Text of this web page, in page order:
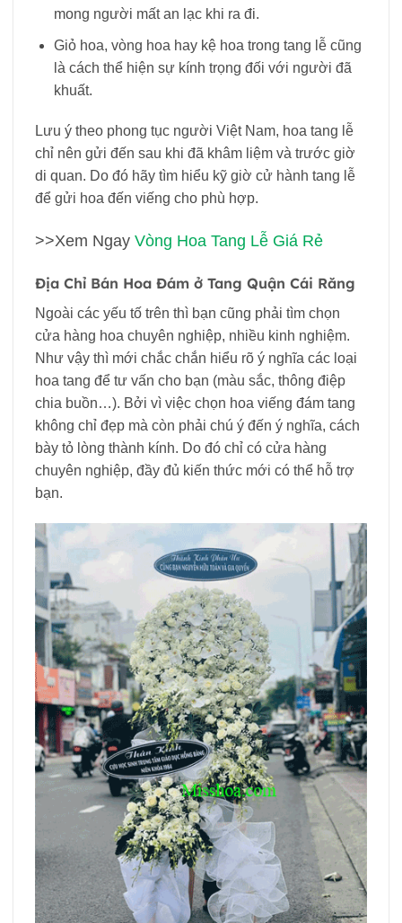
mong người mất an lạc khi ra đi.
Giỏ hoa, vòng hoa hay kệ hoa trong tang lễ cũng
là cách thể hiện sự kính trọng đối với người đã
khuất.
Lưu ý theo phong tục người Việt Nam, hoa tang lễ
chỉ nên gửi đến sau khi đã khâm liệm và trước giờ
di quan. Do đó hãy tìm hiểu kỹ giờ cử hành tang lễ
để gửi hoa đến viếng cho phù hợp.
>>Xem Ngay Vòng Hoa Tang Lễ Giá Rẻ
Địa Chỉ Bán Hoa Đám ở Tang Quận Cái Răng
Ngoài các yếu tố trên thì bạn cũng phải tìm chọn
cửa hàng hoa chuyên nghiệp, nhiều kinh nghiệm.
Như vậy thì mới chắc chắn hiểu rõ ý nghĩa các loại
hoa tang để tư vấn cho bạn (màu sắc, thông điệp
chia buồn…). Bởi vì việc chọn hoa viếng đám tang
không chỉ đẹp mà còn phải chú ý đến ý nghĩa, cách
bày tỏ lòng thành kính. Do đó chỉ có cửa hàng
chuyên nghiệp, đầy đủ kiến thức mới có thể hỗ trợ
bạn.